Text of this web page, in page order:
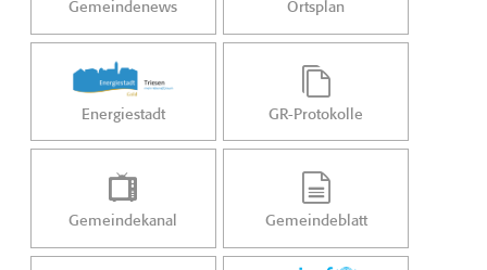
Gemeindenews Ortsplan
Energiestadt GR-Protokolle
Gemeindekanal Gemeindeblatt